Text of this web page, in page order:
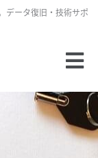
データ復旧・技術サポ
Main
Menu